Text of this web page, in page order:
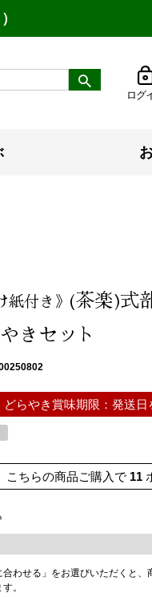
ログ
紙付き》 (茶楽)式
きセット
どらやき賞味期限：発送日
こちらの商品ご購入で 11
わせる」をお選びいただくと、
。